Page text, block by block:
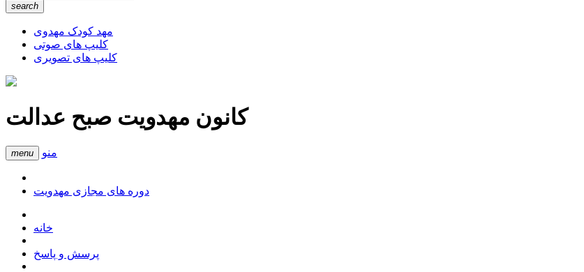
search
مهد کودک مهدوی
کلیپ های صوتی
کلیپ های تصویری
کانون مهدویت صبح عدالت
menu منو
دوره های مجازی مهدویت
خانه
پرسش و پاسخ